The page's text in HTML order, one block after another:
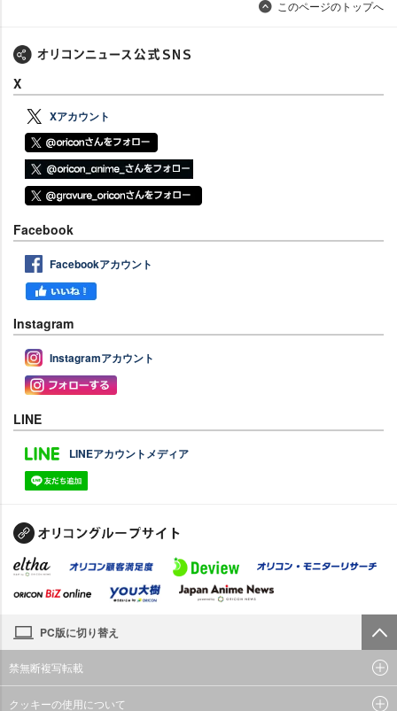
このページのトップへ
X
Xアカウント
Facebook
Facebookアカウント
Instagram
Instagramアカウント
LINE
LINEアカウントメディア
PC版に切り替え
禁無断複写転載
クッキーの使用について